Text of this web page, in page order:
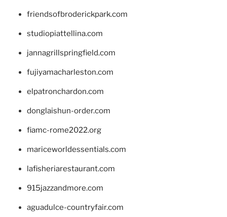
friendsofbroderickpark.com
studiopiattellina.com
jannagrillspringfield.com
fujiyamacharleston.com
elpatronchardon.com
donglaishun-order.com
fiamc-rome2022.org
mariceworldessentials.com
lafisheriarestaurant.com
915jazzandmore.com
aguadulce-countryfair.com